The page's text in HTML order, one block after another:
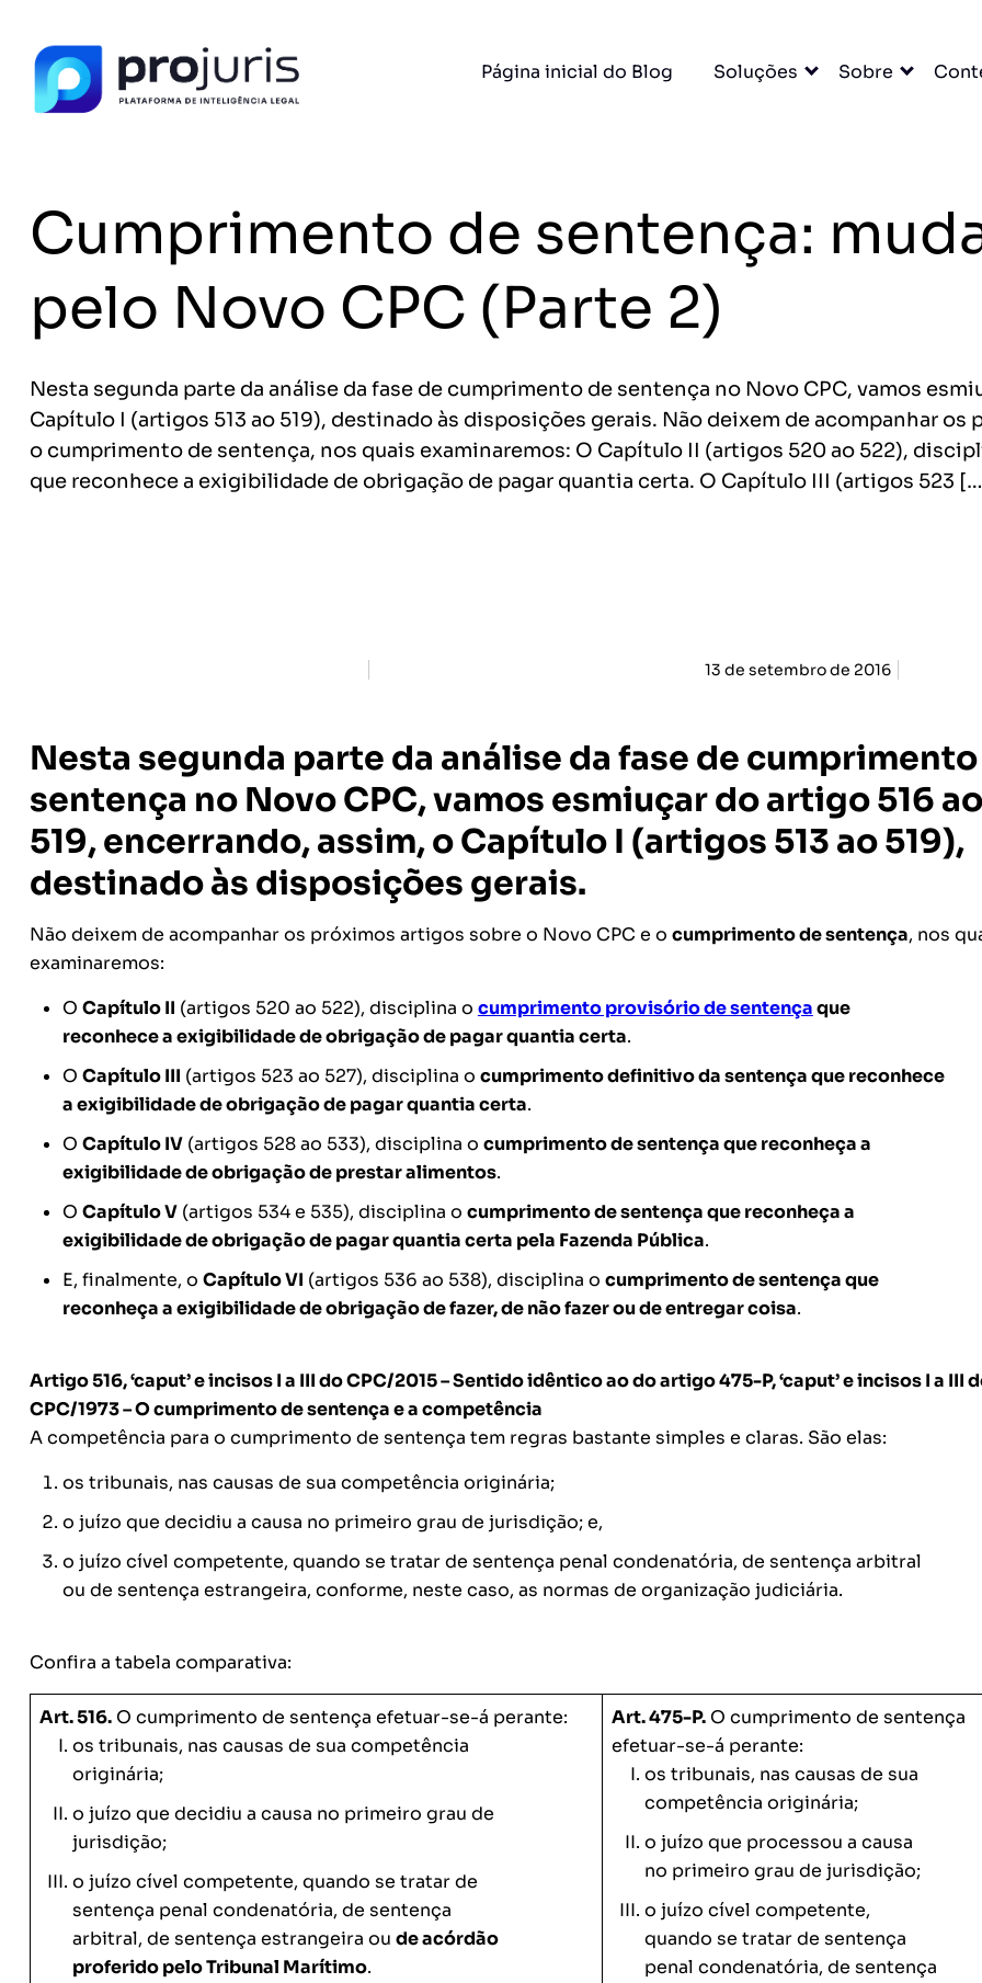
Página inicial do Blog Soluções Sobre
Cumprimento de sentença:
pelo Novo CPC (Parte 2)
Nesta segunda parte da análise da fase de cumprimento de sentença no Novo CPC, vamos
Capítulo I (artigos 513 ao 519), destinado às disposições gerais. Não deixem de acompanhar os
o cumprimento de sentença, nos quais examinaremos: O Capítulo II (artigos 520 ao 522),
que reconhece a exigibilidade de obrigação de pagar quantia certa. O Capítulo III (artigos 523
13 de setembro de 2016
Nesta segunda parte da análise da fase de
sentença no Novo CPC, vamos esmiuçar do artigo 516 ao
519, encerrando, assim, oCapítulo I (artigos 513 ao 519),
destinado às disposições gerais.
Não deixem de acompanhar os próximos artigos sobre o Novo CPC e o cumprimento de sentença, nos
examinaremos:
O Capítulo II (artigos 520 ao 522), disciplina o cumprimento provisório de sentençaque
reconhece a exigibilidade de obrigação de pagar quantia certa.
O Capítulo III (artigos 523 ao 527), disciplina o cumprimento definitivo da sentença que reconhece
a exigibilidade de obrigação de pagar quantia certa.
O Capítulo IV(artigos 528 ao 533), disciplina o cumprimento de sentença que reconheça a
exigibilidade de obrigação de prestar alimentos.
O Capítulo V(artigos 534 e 535), disciplina o cumprimento de sentença que reconheça a
exigibilidade de obrigação de pagar quantia certa pela Fazenda Pública.
E, finalmente, o Capítulo VI (artigos 536 ao 538), disciplina o cumprimento de sentença que
reconheça a exigibilidade de obrigação de fazer, de não fazer ou de entregar coisa.
Artigo 516, ‘caput’ e incisos I a III do CPC/2015 –Sentido idêntico ao do artigo 475-P, ‘caput’ eincisos I a III
CPC/1973 –O cumprimento de sentença e a competência
A competência para o cumprimento de sentença tem regras bastante simples e claras. São elas:
os tribunais, nas causas de sua competência originária;
o juízo que decidiu a causa no primeiro grau de jurisdição; e,
o juízo cível competente, quando se tratar de sentença penal condenatória, de sentença arbitral
ou de sentença estrangeira, conforme, neste caso, as normas de organização judiciária.
Confira a tabela comparativa:
Art. 516.O cumprimento de sentença efetuar-se-á perante:
os tribunais, nas causas de sua competência
originária;
o juízo que decidiu a causa no primeiro grau de
jurisdição;
o juízo cível competente, quando se tratar de
sentença penal condenatória, de sentença
arbitral, de sentença estrangeira ou de acórdão
proferido pelo Tribunal Marítimo.
Art. 475-P.O cumprimento de sentença
efetuar-se-á perante:
os tribunais, nas causas de sua
competência originária;
o juízo que processou a causa
no primeiro grau de jurisdição;
o juízo cível competente,
quando se tratar de sentença
penal condenatória, de sentença
Petições, análise de contratos, assistente jurídico e muito mais.
Sem pagar nada.
Análise de Riscos Contratuais
MC AR KL +14.000 juristas
já acessaram as ferramentas